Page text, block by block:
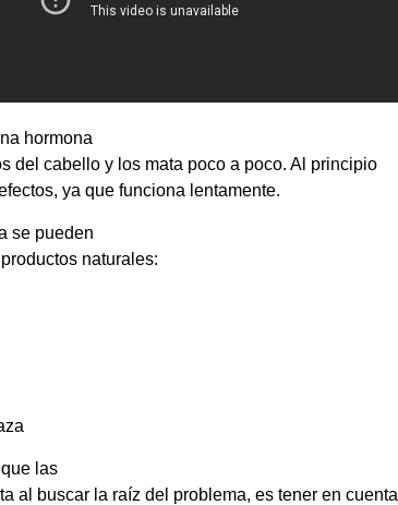
hormona
del cabello y los mata poco a poco. Al principio
ya que funciona lentamente.
se pueden
naturales:
las
al buscar la raíz del problema, es tener en cuenta